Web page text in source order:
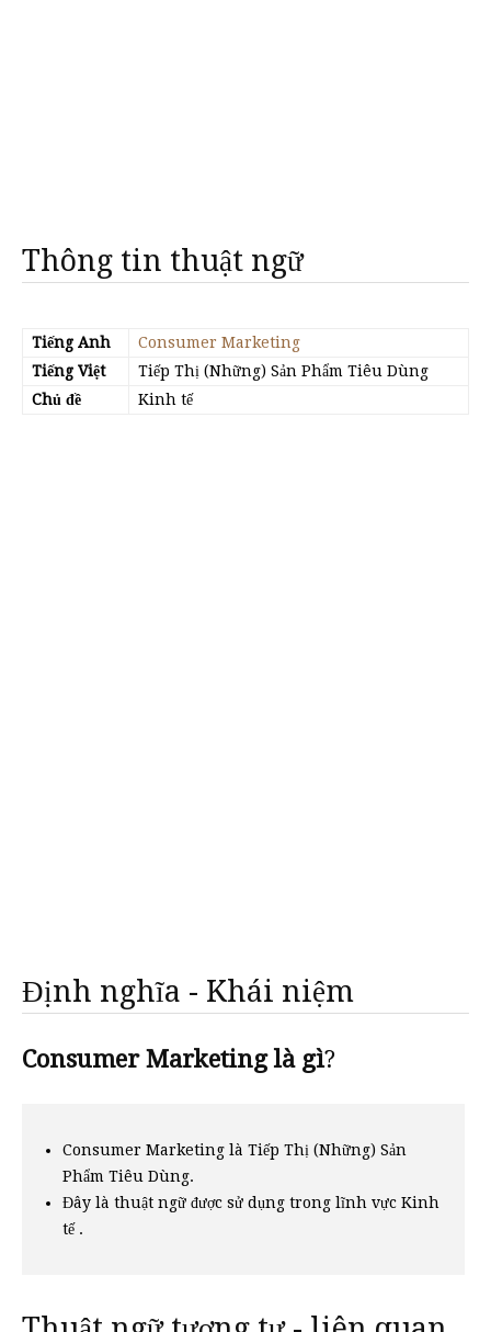
Thông tin thuật ngữ
Tiếng Anh
Consumer Marketing
Tiếng Việt
Tiếp Thị (Những) Sản Phẩm Tiêu Dùng
Chủ đề
Kinh tế
Định nghĩa - Khái niệm
Consumer Marketing là gì?
Consumer Marketing là Tiếp Thị (Những) Sản
Phẩm Tiêu Dùng.
Đây là thuật ngữ được sử dụng trong lĩnh vực Kinh
tế .